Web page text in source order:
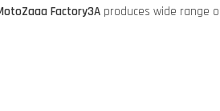
Factory3A produces wide range